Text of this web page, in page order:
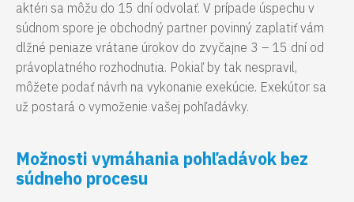
aktéri sa môžu do 15 dní odvolať. V prípade úspechu v
súdnom spore je obchodný partner povinný zaplatiť vám
dlžné peniaze vrátane úrokov do zvyčajne 3 – 15 dní od
právoplatného rozhodnutia. Pokiaľ by tak nespravil,
môžete podať návrh na vykonanie exekúcie. Exekútor sa
už postará o vymoženie vašej pohľadávky.
Možnosti vymáhania pohľadávok bez
súdneho procesu